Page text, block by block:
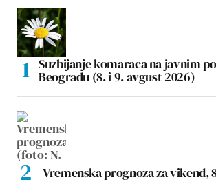
Suzbijanje komaraca na javnim
Beogradu (8. i 9. avgust 2026)
Vremenska prognoza za vikend,